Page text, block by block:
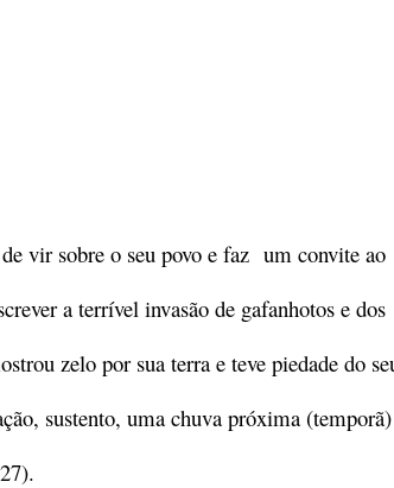
vir sobre o seu povo e faz um convite ao
a terrível invasão de gafanhotos e dos
zelo por sua terra e teve piedade do
sustento, uma chuva próxima